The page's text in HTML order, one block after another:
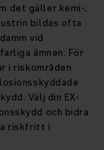
det gäller kemi-,
bildas ofta
vid
ämnen. För
i riskområden
Välj din EX-
och bidra
riskfritt i